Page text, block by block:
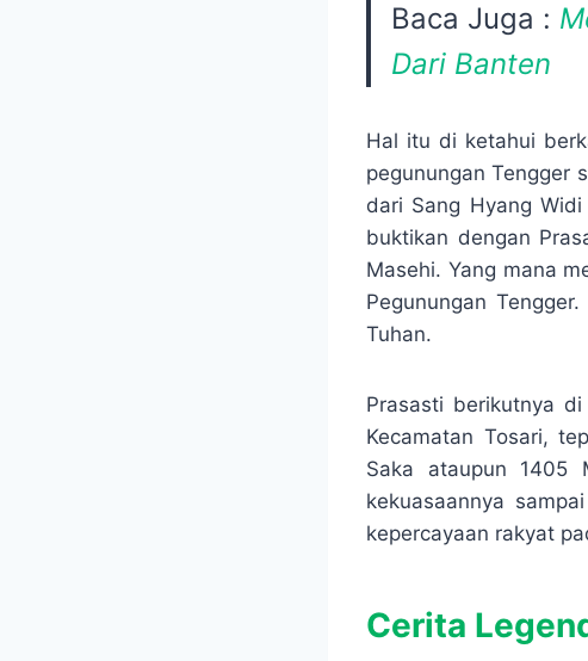
Baca Juga :
Dari Banten
Hal itu di ketahui
pegunungan Tengger
dari Sang Hyang
buktikan dengan
Masehi. Yang mana
Pegunungan
Tuhan.
Prasasti berikutnya
Kecamatan Tosari,
Saka ataupun 1405
kekuasaannya
kepercayaan rakyat
Cerita